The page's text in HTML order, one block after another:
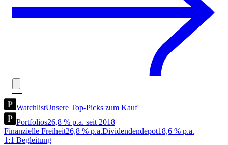
WatchlistUnsere Top-Picks zum Kauf
Portfolios26,8 % p.a. seit 2018
Finanzielle Freiheit26,8 % p.a.Dividendendepot18,6 % p.a.
1:1 Begleitung